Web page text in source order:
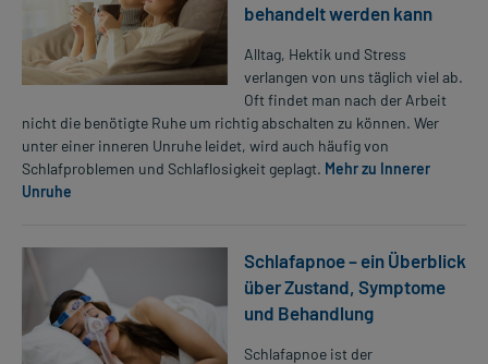
behandelt werden kann
Alltag, Hektik und Stress
verlangen von uns täglich viel ab.
Oft findet man nach der Arbeit
nicht die benötigte Ruhe um richtig abschalten zu können. Wer
unter einer inneren Unruhe leidet, wird auch häufig von
Schlafproblemen und Schlaflosigkeit geplagt. Mehr zu Innerer
Unruhe
Schlafapnoe – ein Überblick
über Zustand, Symptome
und Behandlung
Schlafapnoe ist der